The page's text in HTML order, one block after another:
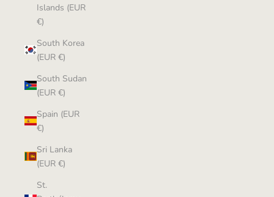
Islands (EUR
€)
South Korea
(EUR €)
South Sudan
(EUR €)
Spain (EUR
€)
Sri Lanka
(EUR €)
St.